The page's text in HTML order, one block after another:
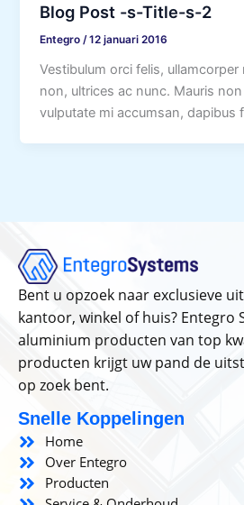
Blog Post -s-Title-s-2
Entegro /12 januari 2016
Vestibulum orci felis,
non, ultrices ac nunc. Mauris
vulputate mi accumsan, dapibus
Bent u opzoek naar exclusieve
kantoor, winkel of huis? Entegro
aluminium producten van top
producten krijgt uw pand de
op zoek bent.
Snelle Koppelingen
Home
Over Entegro
Producten